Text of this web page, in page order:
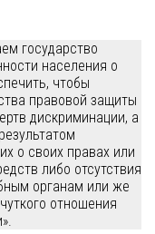
государство
населения о
чтобы
правовой защиты
дискриминации, а
о своих правах или
либо отсутствия
органам или же
отношения